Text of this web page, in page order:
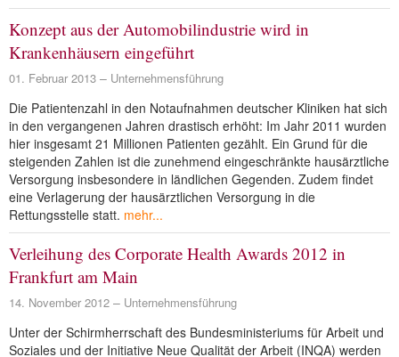
Konzept aus der Automobilindustrie wird in
Krankenhäusern eingeführt
01. Februar 2013 Unternehmensführung
Die Patientenzahl in den Notaufnahmen deutscher Kliniken hat sich
in den vergangenen Jahren drastisch erhöht: Im Jahr 2011 wurden
hier insgesamt 21 Millionen Patienten gezählt. Ein Grund für die
steigenden Zahlen ist die zunehmend eingeschränkte hausärztliche
Versorgung insbesondere in ländlichen Gegenden. Zudem findet
eine Verlagerung der hausärztlichen Versorgung in die
Rettungsstelle statt. mehr...
Verleihung des Corporate Health Awards 2012 in
Frankfurt am Main
14. November 2012 Unternehmensführung
Unter der Schirmherrschaft des Bundesministeriums für Arbeit und
Soziales und der Initiative Neue Qualität der Arbeit (INQA) werden